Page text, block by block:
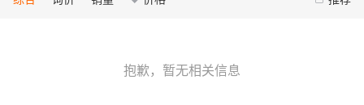
抱歉，暂无相关信息